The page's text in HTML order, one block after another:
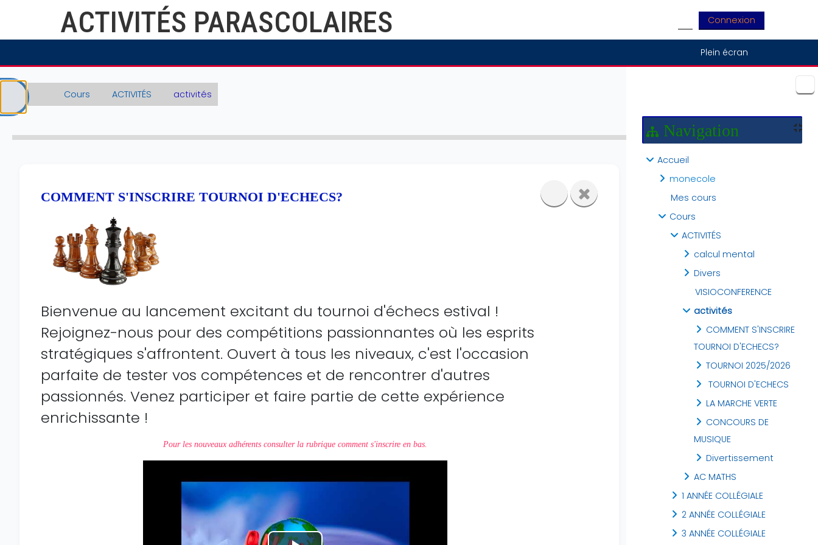
Blocs
Navigation
Accueil
monecole
Mes cours
Cours
ACTIVITÉS
calcul mental
Divers
VISIOCONFERENCE
activités
COMMENT S'INSCRIRE
TOURNOI D'ECHECS?
TOURNOI 2025/2026
TOURNOI D'ECHECS
LA MARCHE VERTE
CONCOURS DE
MUSIQUE
Divertissement
AC MATHS
1 ANNÉE COLLÉGIALE
2 ANNÉE COLLÉGIALE
3 ANNÉE COLLÉGIALE
ACTIVITÉS PARASCOLAIRES Connexion
Plein écran
Ouvrir l’index du cours
Cours ACTIVITÉS activités
COMMENT S'INSCRIRE TOURNOI D'ECHECS?
Bienvenue au lancement excitant du tournoi d'échecs estival !
Rejoignez-nous pour des compétitions passionnantes où les esprits
stratégiques s'affrontent. Ouvert à tous les niveaux, c'est l'occasion
parfaite de tester vos compétences et de rencontrer d'autres
passionnés. Venez participer et faire partie de cette expérience
enrichissante !
Pour les nouveaux adhérents consulter la rubrique comment s'inscrire en bas.